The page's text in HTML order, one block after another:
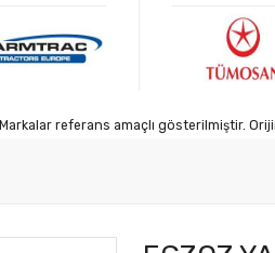
Markalar referans amaçlı gösterilmiştir.